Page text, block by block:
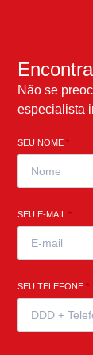
Não se
especialista
SEU NOME *
SEU E-MAIL *
SEU TELEFONE *